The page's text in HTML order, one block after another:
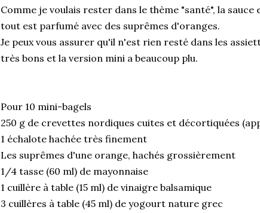
Comme je voulais rester dans le thème "santé", la
tout est parfumé avec des suprêmes d'oranges.
Je peux vous assurer qu'il n'est rien resté dans les
très bons et la version mini a beaucoup plu.
Pour 10 mini-bagels
250 g de crevettes nordiques cuites et décortiquées
1 échalote hachée très finement
Les suprêmes d'une orange, hachés grossièrement
1/4 tasse (60 ml) de mayonnaise
1 cuillère à table (15 ml) de vinaigre balsamique
3 cuillères à table (45 ml) de yogourt nature grec